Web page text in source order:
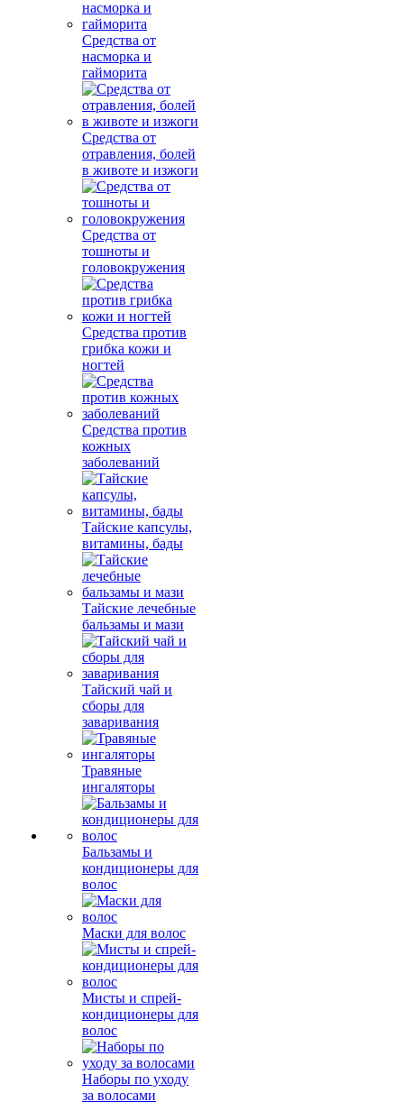
Средства от
насморка и
гайморита
Средства от
отравления, болей
в животе и изжоги
Средства от
тошноты и
головокружения
Средства против
грибка кожи и
ногтей
Средства против
кожных
заболеваний
Тайские капсулы,
витамины, бады
Тайские лечебные
бальзамы и мази
Тайский чай и
сборы для
заваривания
Травяные
ингаляторы
Бальзамы и
кондиционеры для
волос
Маски для волос
Мисты и спрей-
кондиционеры для
волос
Наборы по уходу
за волосами